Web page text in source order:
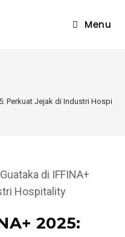
Menu
Perkuat Jejak di Industri
2025: